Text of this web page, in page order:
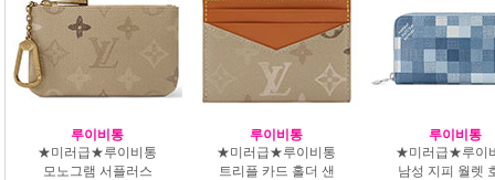
루이비통
★미러급★루이비통
모노그램 서플러스
루이비통
★미러급★루이비통
트리플 카드 홀더 샌
루이비통
★미러급★루이
남성 지피 월렛